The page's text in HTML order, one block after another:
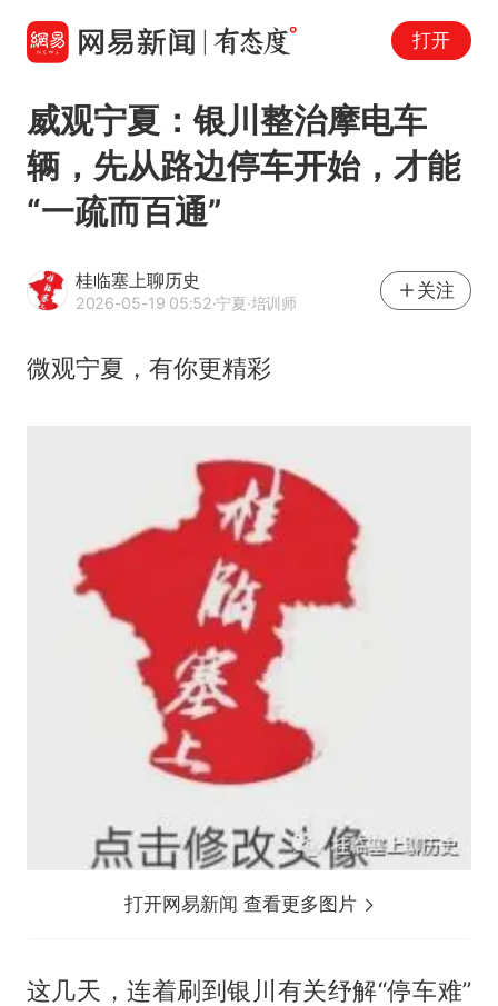
打开
威观宁夏：银川整治摩电车
辆，先从路边停车开始，才能
“一疏而百通”
桂临塞上聊历史
2026-05-19 05:52·宁夏·培训师
关注
微观宁夏，有你更精彩
打开网易新闻 查看更多图片
这几天，连着刷到银川有关纾解“停车难”